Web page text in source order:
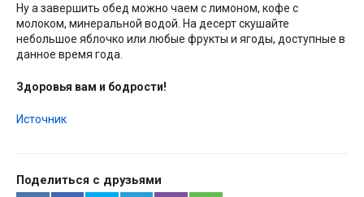
Ну а завершить обед можно чаем с лимоном, кофе с
молоком, минеральной водой. На десерт скушайте
небольшое яблочко или любые фрукты и ягоды, доступные в
данное время года.
Здоровья вам и бодрости!
Источник
Поделиться с друзьями